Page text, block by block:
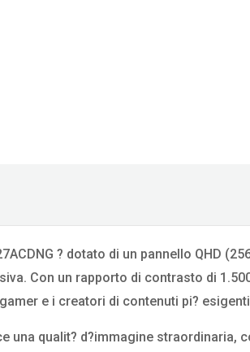
? dotato di un pannello QHD
Con un rapporto di contrasto di
e i creatori di contenuti pi?
una qualit? d?immagine